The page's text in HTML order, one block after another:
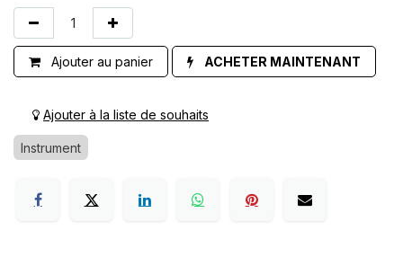
Ajouter au panier ACHETER MAINTENANT
Ajouter à la liste de souhaits
Instrument